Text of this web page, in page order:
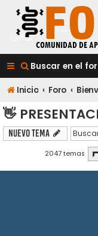
Buscar en el
Inicio Foro
👋
Nuevo Tema
2047 temas